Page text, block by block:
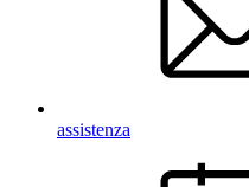
assistenza